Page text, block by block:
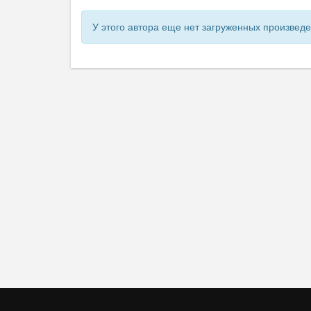
У этого автора еще нет загруженных